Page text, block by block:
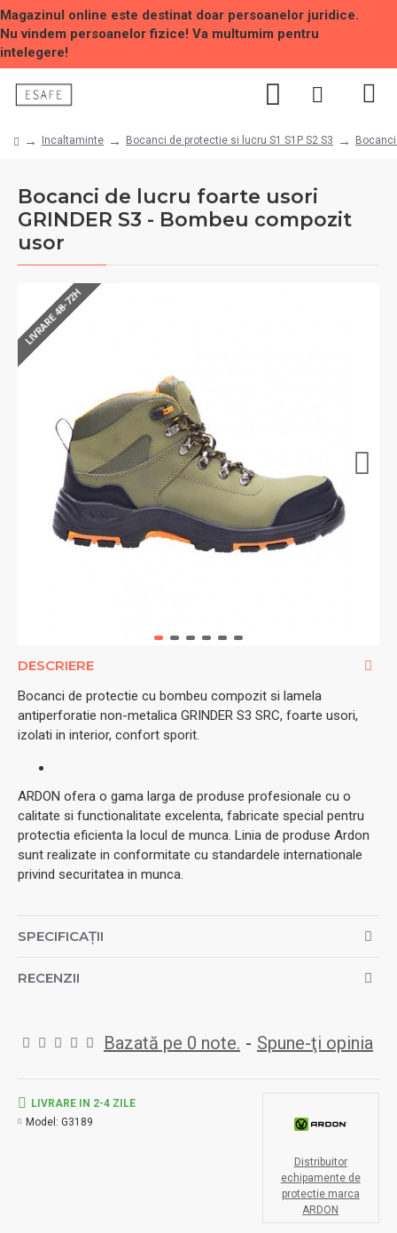
Magazinul online este destinat doar persoanelor juridice.
Nu vindem persoanelor fizice! Va multumim pentru
intelegere!
Incaltaminte Bocanci de protectie si lucru S1 S1P S2 S3
Bocanci de lucru foarte usori
GRINDER S3 - Bombeu compozit
usor
LIVRARE 48-72H
DESCRIERE
Bocanci de protectie cu bombeu compozit si lamela
antiperforatie non-metalica GRINDER S3 SRC, foarte usori,
izolati in interior, confort sporit.
ARDON ofera o gama larga de produse profesionale cu o
calitate si functionalitate excelenta, fabricate special pentru
protectia eficienta la locul de munca. Linia de produse Ardon
sunt realizate in conformitate cu standardele internationale
privind securitatea in munca.
SPECIFICAȚII
RECENZII
Bazată pe 0 note. - Spune-ţi opinia
LIVRARE IN 2-4 ZILE
Model: G3189
Distribuitor
echipamente de
protectie marca
ARDON